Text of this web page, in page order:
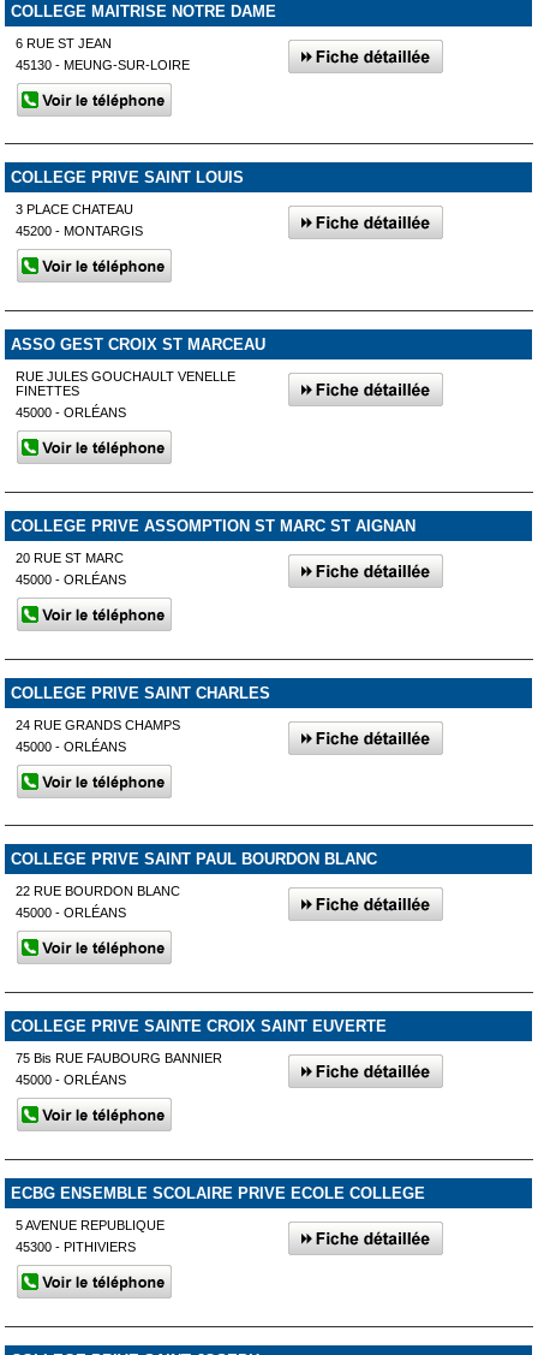
COLLEGE MAITRISE NOTRE DAME
6 RUE ST JEAN
45130 - MEUNG-SUR-LOIRE
COLLEGE PRIVE SAINT LOUIS
3 PLACE CHATEAU
45200 - MONTARGIS
ASSO GEST CROIX ST MARCEAU
RUE JULES GOUCHAULT VENELLE
FINETTES
45000 - ORLÉANS
COLLEGE PRIVE ASSOMPTION ST MARC ST AIGNAN
20 RUE ST MARC
45000 - ORLÉANS
COLLEGE PRIVE SAINT CHARLES
24 RUE GRANDS CHAMPS
45000 - ORLÉANS
COLLEGE PRIVE SAINT PAUL BOURDON BLANC
22 RUE BOURDON BLANC
45000 - ORLÉANS
COLLEGE PRIVE SAINTE CROIX SAINT EUVERTE
75 Bis RUE FAUBOURG BANNIER
45000 - ORLÉANS
ECBG ENSEMBLE SCOLAIRE PRIVE ECOLE COLLEGE
5 AVENUE REPUBLIQUE
45300 - PITHIVIERS